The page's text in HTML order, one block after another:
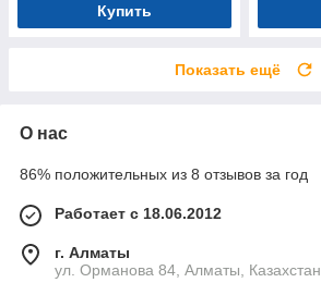
Купить
Показать ещё
О нас
86% положительных из 8 отзывов за год
Работает с 18.06.2012
г. Алматы
ул. Орманова 84, Алматы, Казахстан